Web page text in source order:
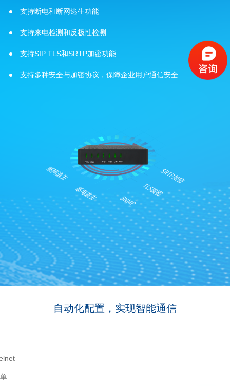
支持断电和断网逃生功能
支持来电检测和反极性检测
支持SIP TLS和SRTP加密功能
支持多种安全与加密协议，保障企业用户通信安全
自动化配置，实现智能通信